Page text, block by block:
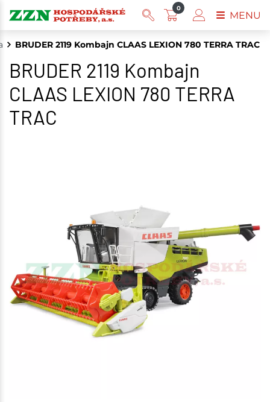
BRUDER 2119 Kombajn CLAAS LEXION 780 TERRA TRAC
BRUDER 2119 Kombajn
CLAAS LEXION 780 TERRA
TRAC
0
MENU